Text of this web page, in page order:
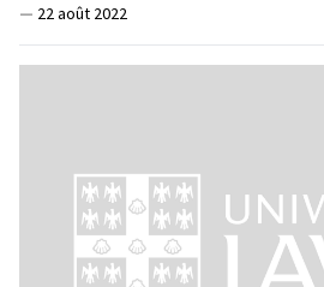
— 22 août 2022